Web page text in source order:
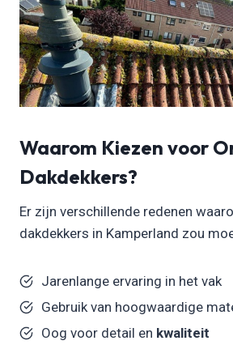
Waarom Kiezen voor
Dakdekkers?
Er zijn verschillende redenen
dakdekkers in Kamperland zou
Jarenlange ervaring in het vak
Gebruik van hoogwaardige
Oog voor detail en kwaliteit